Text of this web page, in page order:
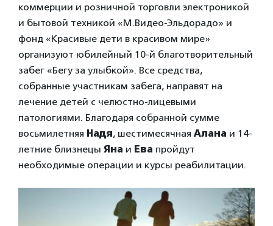
коммерции и розничной торговли электроникой
и бытовой техникой «М.Видео-Эльдорадо» и
фонд «Красивые дети в красивом мире»
организуют юбилейный 10-й благотворительный
забег «Бегу за улыбкой». Все средства,
собранные участникам забега, направят на
лечение детей с челюстно-лицевыми
патологиями. Благодаря собранной сумме
восьмилетняя Надя, шестимесячная Алана и 14-
летние близнецы Яна и Ева пройдут
необходимые операции и курсы реабилитации.